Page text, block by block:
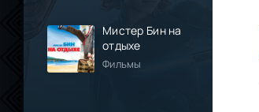
Мистер Бин на
отдыхе
Фильмы